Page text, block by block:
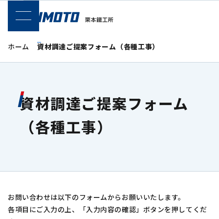
SPメニュー
ホーム 資材調達ご提案フォーム（各種工事）
資材調達ご提案フォーム
（各種工事）
お問い合わせは以下のフォームからお願いいたします。
各項目にご入力の上、「入力内容の確認」ボタンを押してくだ